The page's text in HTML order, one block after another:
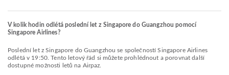
V kolik hodin odlétá poslední let z Singapore do Guangzhou pomocí
Singapore Airlines?
Poslední let z Singapore do Guangzhou se společností Singapore Airlines
odlétá v 19:50. Tento letový řád si můžete prohlédnout a porovnat další
dostupné možnosti letů na Airpaz.